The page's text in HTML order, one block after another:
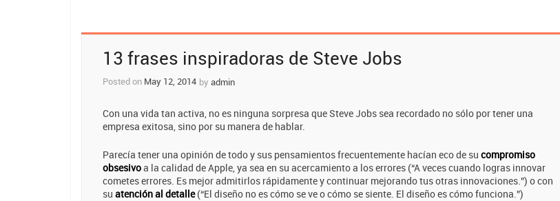
13 frases inspiradoras de Steve Jobs
Posted on May 12, 2014 by admin
Con una vida tan activa, no es ninguna sorpresa que Steve Jobs sea recordado no sólo por tener una
empresa exitosa, sino por su manera de hablar.
Parecía tener una opinión de todo y sus pensamientos frecuentemente hacían eco de su compromiso
obsesivoa la calidad de Apple, ya sea en su acercamiento a los errores (“A veces cuando logras innovar
cometes errores. Es mejor admitirlos rápidamente y continuar mejorando tus otras innovaciones.”) o con
su atención al detalle(“El diseño no es cómo se ve o cómo se siente. El diseño es cómo funciona.”)
navigation